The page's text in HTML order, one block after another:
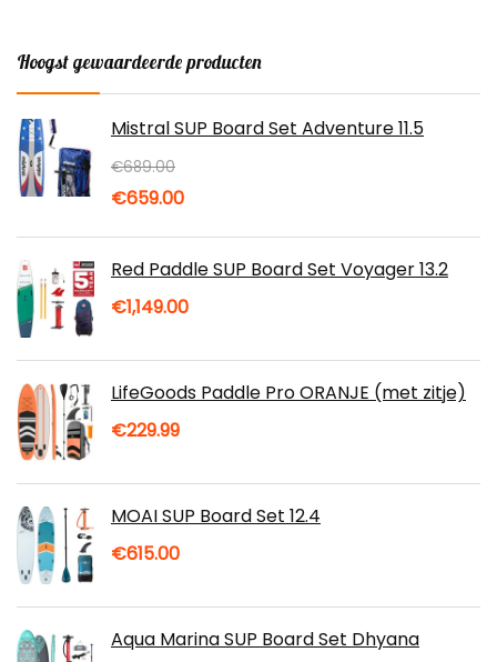
Hoogst gewaardeerde producten
Mistral SUP Board Set Adventure 11.5
€689.00
Oorspronkelijke
was:
€659.00Huidige
is:
Red Paddle SUP Board Set Voyager 13.2
€1,149.00
LifeGoods Paddle Pro ORANJE (met zitje)
€229.99
MOAI SUP Board Set 12.4
€615.00
Aqua Marina SUP Board Set Dhyana